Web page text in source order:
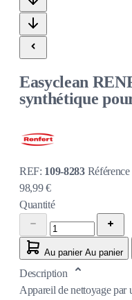
Easyclean
synthétique
REF: 109-8283
98,99 €
Quantité
Au panier Au panier
Description
Appareil de nettoyage par